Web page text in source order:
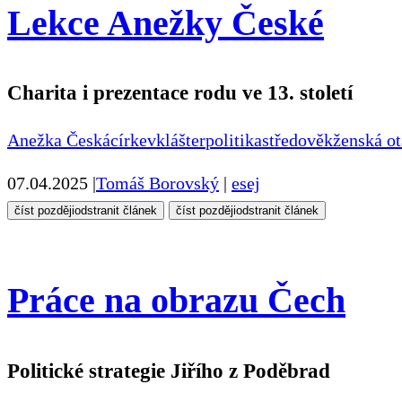
Lekce Anežky České
Charita i prezentace rodu ve 13. století
Anežka Českácírkevklášterpolitikastředověkženská
07.04.2025 |Tomáš Borovský | esej
číst pozdějiodstranit článek číst pozdějiodstranit článek
Práce na obrazu Čech
Politické strategie Jiřího z Poděbrad